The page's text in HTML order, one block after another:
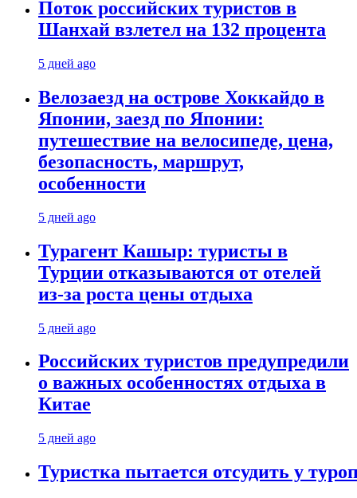
Поток российских туристов в
Шанхай взлетел на 132 процента
5 дней ago
Велозаезд на острове Хоккайдо в
Японии, заезд по Японии:
путешествие на велосипеде, цена,
безопасность, маршрут,
особенности
5 дней ago
Турагент Кашыр: туристы в
Турции отказываются от отелей
из-за роста цены отдыха
5 дней ago
Российских туристов предупредили
о важных особенностях отдыха в
Китае
5 дней ago
Туристка пытается отсудить у